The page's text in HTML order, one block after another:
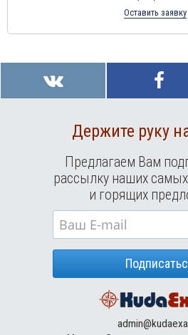
Оставить заявку
Держите руку
Предлагаем Вам
рассылку наших
и горящих